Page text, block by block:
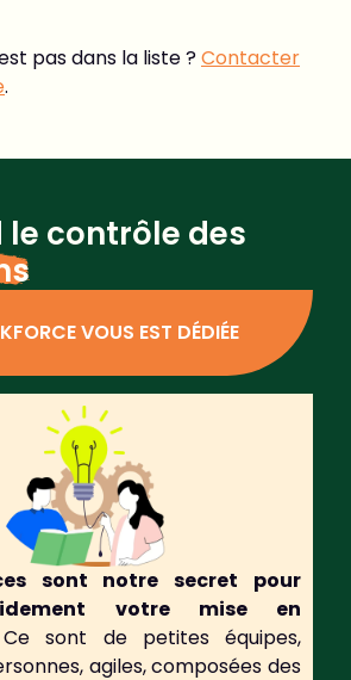
pas dans la liste ?Contacter
.
le contrôle des
VOUS EST DÉDIÉE
sont notre secret pour
votre mise en
Ce sont de petites équipes,
agiles, composées des